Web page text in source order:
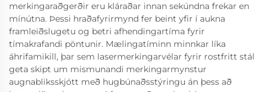
merkingaraðgerðir eru kláraðar innan sekúndna frekar en
mínútna. Þessi hraðafyrirmynd fer beint yfir í aukna
framleiðslugetu og betri afhendingartíma fyrir
tímakrafandi pöntunir. Mælingatíminn minnkar líka
áhrifamikill, þar sem lasermerkingarvélar fyrir rostfritt stál
geta skipt um mismunandi merkingarmynstur
augnabliksskjótt með hugbúnaðsstýringu án þess að